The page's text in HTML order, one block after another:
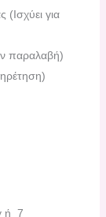
για
παραλαβή)
ή 7